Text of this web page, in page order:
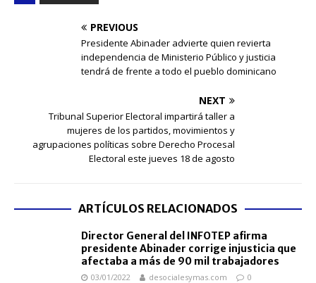
PREVIOUS
Presidente Abinader advierte quien revierta
independencia de Ministerio Público y justicia
tendrá de frente a todo el pueblo dominicano
NEXT
Tribunal Superior Electoral impartirá taller a
mujeres de los partidos, movimientos y
agrupaciones políticas sobre Derecho Procesal
Electoral este jueves 18 de agosto
ARTÍCULOS RELACIONADOS
Director General del INFOTEP afirma
presidente Abinader corrige injusticia que
afectaba a más de 90 mil trabajadores
03/01/2022 desocialesymas.com 0